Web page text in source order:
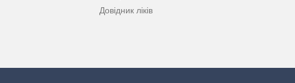
Довідник ліків